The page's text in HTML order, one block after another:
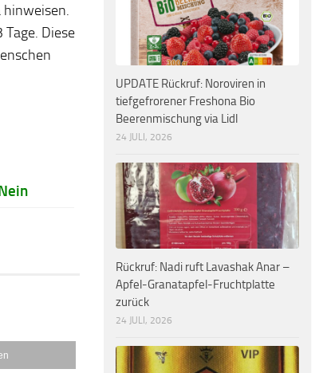
hinweisen.
Diese
UPDATE Rückruf: Noroviren in
tiefgefrorener Freshona Bio
Beerenmischung via Lidl
24 JULI, 2026
Rückruf: Nadi ruft Lavashak Anar –
Apfel-Granatapfel-Fruchtplatte
zurück
24 JULI, 2026